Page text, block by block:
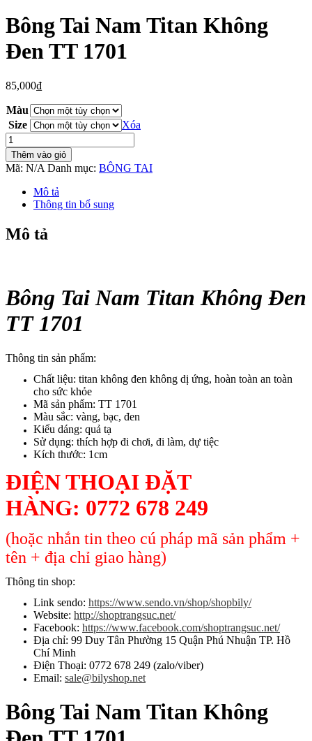
Bông Tai Nam Titan Không
Đen TT 1701
85,000₫
Màu
Size
Xóa
Bông
Tai
Nam
Titan
Không
Đen
1701
số
Thêm vào giỏ
Mã: N/A Danh mục: BÔNG TAI
Mô tả
Thông tin bổ sung
Mô tả
Bông Tai Nam Titan Không Đen
TT 1701
Thông tin sản phẩm:
Chất liệu: titan không đen không dị ứng, hoàn toàn an toàn
cho sức khỏe
Mã sản phẩm: TT 1701
Màu sắc: vàng, bạc, đen
Kiểu dáng: quả tạ
Sử dụng: thích hợp đi chơi, đi làm, dự tiệc
Kích thước: 1cm
ĐIỆN THOẠI ĐẶT
HÀNG: 0772 678 249
(hoặc nhắn tin theo cú pháp mã sản phẩm +
tên + địa chỉ giao hàng)
Thông tin shop:
Link sendo: https://www.sendo.vn/shop/shopbily/
Website: http://shoptrangsuc.net/
Facebook: https://www.facebook.com/shoptrangsuc.net/
Địa chỉ: 99 Duy Tân Phường 15 Quận Phú Nhuận TP. Hồ
Chí Minh
Điện Thoại: 0772 678 249 (zalo/viber)
Email: sale@bilyshop.net
Bông Tai Nam Titan Không